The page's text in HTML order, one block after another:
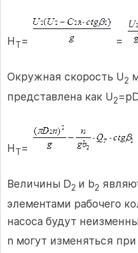
HT= =
Окружная скорость U2
представлена как U2
HT=
Величины D2 и b2
элементами рабочего
насоса будут
n могут изменяться